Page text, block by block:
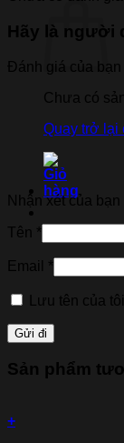
Chưa có
Quay trở lại
Hãy là người
Đánh giá của bạn
Nhận xét của bạn
Tên *
Email *
Lưu tên của
Sản phẩm
+